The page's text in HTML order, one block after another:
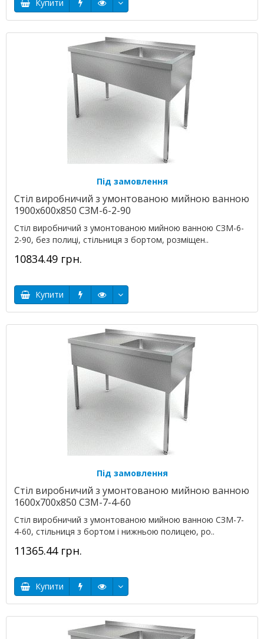
Купити
Під замовлення
Стіл виробничий з умонтованою мийною ванною
1900х600х850 СЗМ-6-2-90
Стіл виробничий з умонтованою мийною ванною СЗМ-6-
2-90, без полиці, стільниця з бортом, розміщен..
10834.49 грн.
Купити
Під замовлення
Стіл виробничий з умонтованою мийною ванною
1600х700х850 СЗМ-7-4-60
Стіл виробничий з умонтованою мийною ванною СЗМ-7-
4-60, стільниця з бортом і нижньою полицею, ро..
11365.44 грн.
Купити